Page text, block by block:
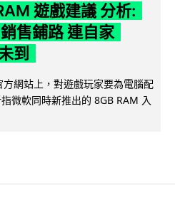
遊戲建議 分析:
售鋪路 連自家
到
網站上，對遊戲玩家要為電腦配
微軟同時新推出的 8GB RAM 入